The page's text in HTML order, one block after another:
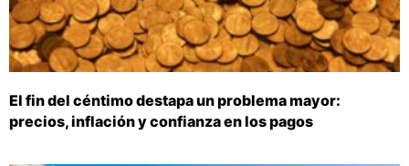
El fin del céntimo destapa un problema mayor:
precios, inflación y confianza en los pagos